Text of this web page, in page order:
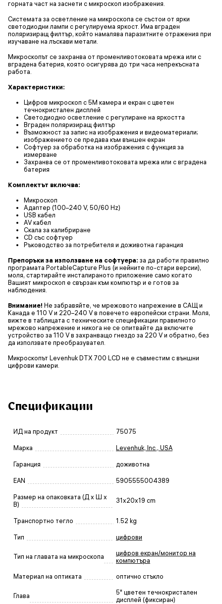
горната част на заснети с микроскоп изображения.
Системата за осветление на микроскопа се състои от ярки
светодиодни лампи с регулируема яркост. Има вграден
поляризиращ филтър, който намалява паразитните отражения при
изучаване на лъскави метали.
Микроскопът се захранва от променливотоковата мрежа или с
вградена батерия, която осигурява до три часа непрекъсната
работа.
Характеристики:
Цифров микроскоп с 5М камера и екран с цветен
течнокристален дисплей
Светодиодно осветление с регулиране на яркостта
Вграден поляризиращ филтър
Възможност за запис на изображения и видеоматериали;
изображението се предава към външен екран
Софтуер за обработка на изображения с функция за
измерване
Захранва се от променливотоковата мрежа или с вградена
батерия
Комплектът включва:
Микроскоп
Адаптер (100–240 V, 50/60 Hz)
USB кабел
AV кабел
Скала за калибриране
CD със софтуер
Ръководство за потребителя и доживотна гаранция
Препоръки за използване на софтуера: за да работи правилно
програмата PortableCapture Plus (и нейните по-стари версии),
моля, стартирайте инсталираното приложение само когато
Вашият микроскоп е свързан към компютър и е готов за
наблюдения.
Внимание! Не забравяйте, че мрежовото напрежение в САЩ и
Канада е 110 V и 220–240 V в повечето европейски страни. Моля,
вижте в таблицата с техническите спецификации правилното
мрежово напрежение и никога не се опитвайте да включите
устройство за 110 V в захранващо гнездо за 220 V и обратно, без
да използвате преобразувател.
Микроскопът Levenhuk DTX 700 LCD не е съвместим с външни
цифрови камери.
Спецификации
ИД на продукт 75075
Марка Levenhuk, Inc., USA
Гаранция доживотна
EAN 5905555004389
Размер на опаковката (Д x Ш x
В)
31x20x19 cm
Транспортно тегло 1.52 kg
Тип цифрови
Тип на главата на микроскопа
цифров екран/монитор на
компютъра
Материал на оптиката оптично стъкло
Глава
5" цветен течнокристален
дисплей (фиксиран)